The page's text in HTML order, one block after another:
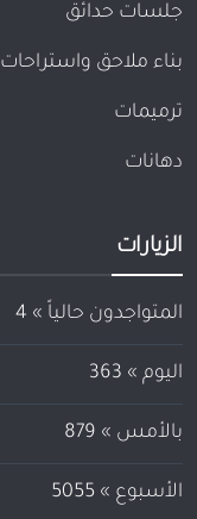
جلسات حدائق
بناء ملاحق واستراحات
ترميمات
دهانات
الزيارات
المتواجدون حالياً » 4
اليوم » 363
بالأمس » 879
الأسبوع » 5055